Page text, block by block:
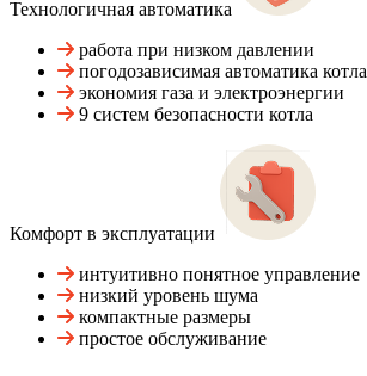
Технологичная автоматика
работа при низком давлении
погодозависимая автоматика котла
экономия газа и электроэнергии
9 систем безопасности котла
Комфорт в эксплуатации
интуитивно понятное управление
низкий уровень шума
компактные размеры
простое обслуживание